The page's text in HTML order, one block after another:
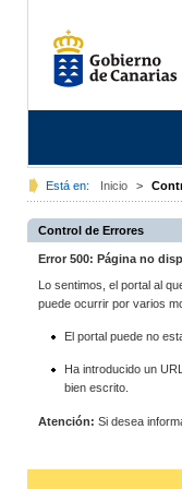
Está en: Inicio >
Control de Errores
Error 500: Página no
Lo sentimos, el portal al
puede ocurrir por varios
El portal puede no
Ha introducido un
bien escrito.
Atención: Si desea